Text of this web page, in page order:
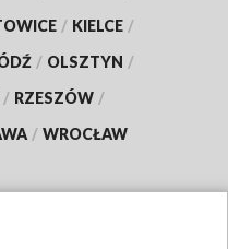
/ KIELCE /
/ OLSZTYN /
/ RZESZÓW /
/ WROCŁAW